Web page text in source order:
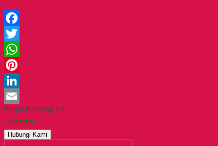
Facebook
Twitter
WhatsApp
Pinterest
LinkedIn
Email
Harga Hubungi CS
Tersedia
Hubungi Kami